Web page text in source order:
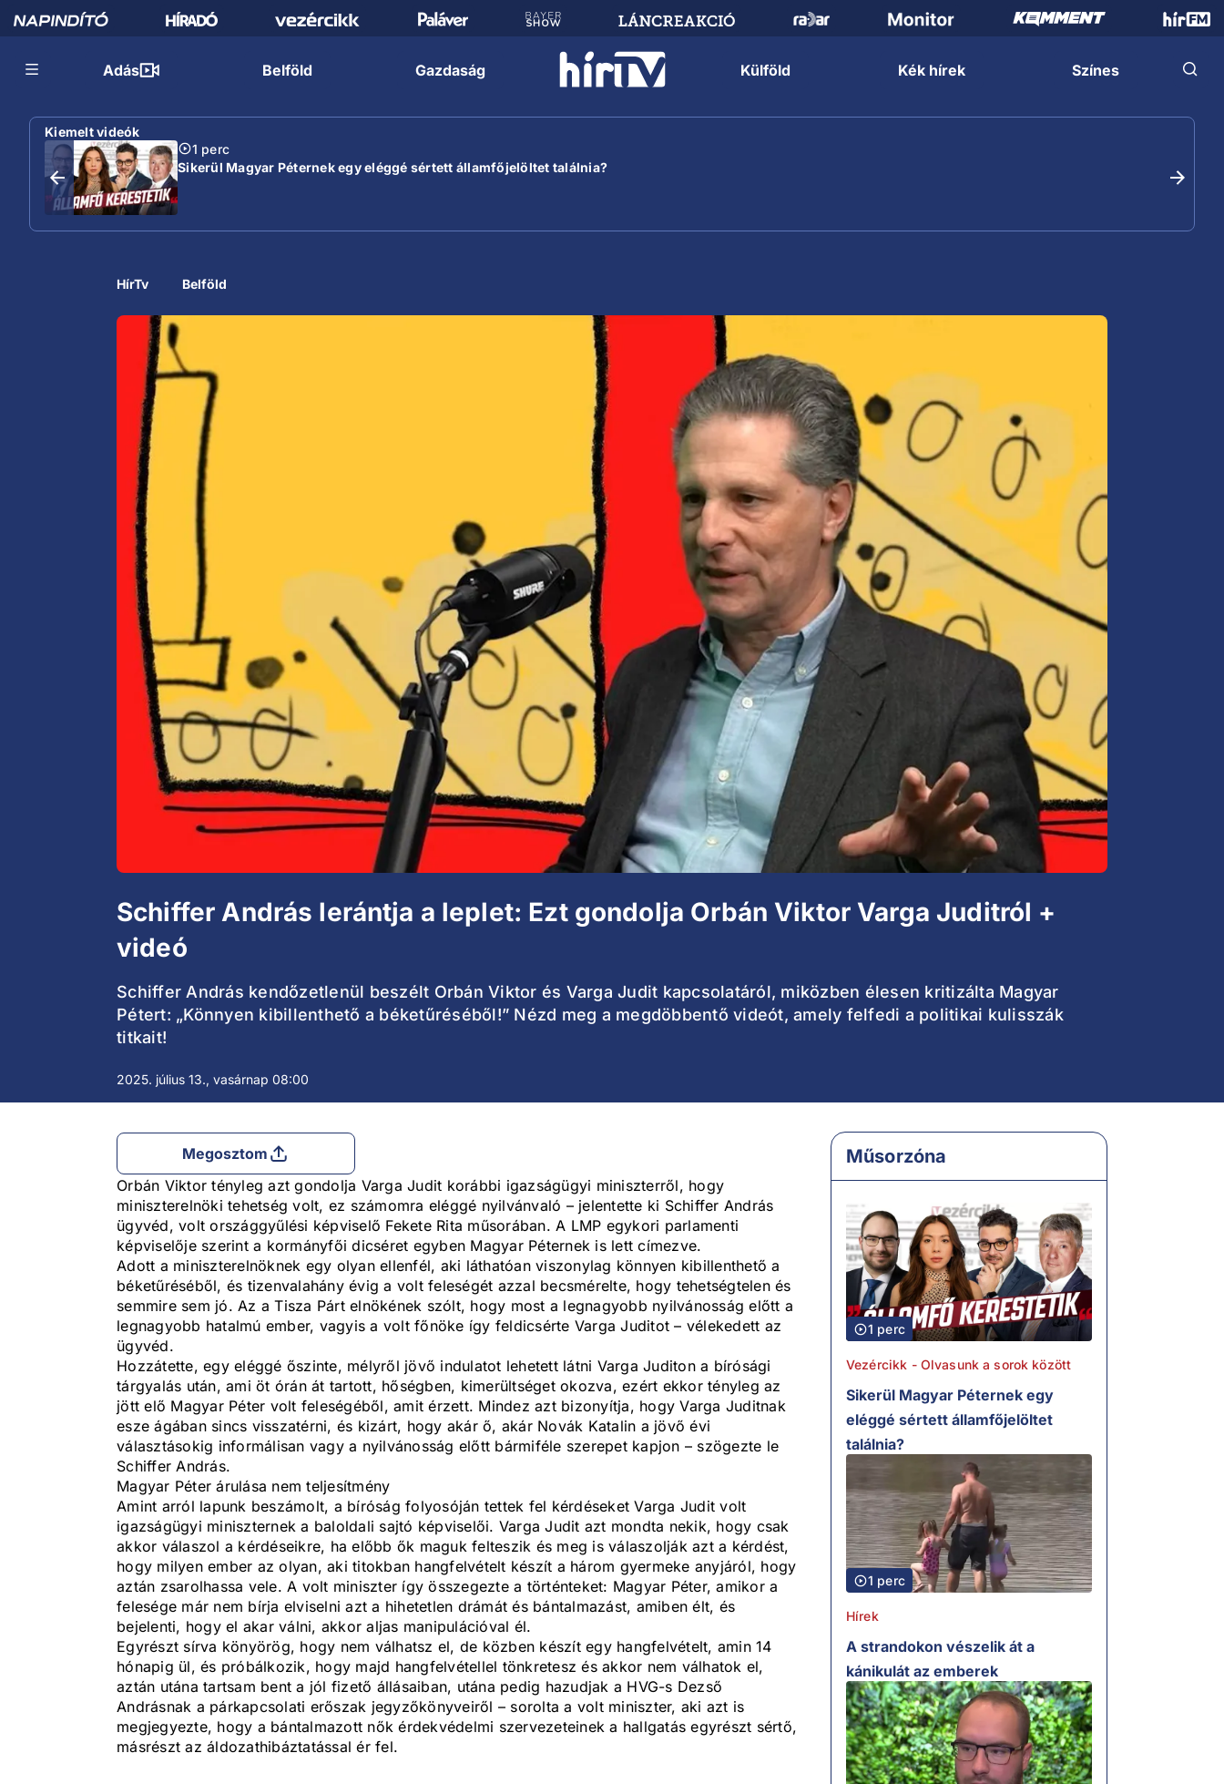
Adás Belföld Gazdaság Külföld Kék hírek Színes
Kiemelt videók
1 perc
Sikerül Magyar Péternek egy eléggé sértett államfőjelöltet találnia?
HírTv Belföld
Schiffer András lerántja a leplet: Ezt gondolja Orbán Viktor Varga Juditról +
videó
Schiffer András kendőzetlenül beszélt Orbán Viktor és Varga Judit kapcsolatáról, miközben élesen kritizálta Magyar
Pétert: „Könnyen kibillenthető a béketűréséből!” Nézd meg a megdöbbentő videót, amely felfedi a politikai kulisszák
titkait!
2025. július 13., vasárnap 08:00
Megosztom
Orbán Viktor tényleg azt gondolja Varga Judit korábbi igazságügyi miniszterről, hogy
miniszterelnöki tehetség volt, ez számomra eléggé nyilvánvaló – jelentette ki Schiffer András
ügyvéd, volt országgyűlési képviselő Fekete Rita műsorában. A LMP egykori parlamenti
képviselője szerint a kormányfői dicséret egyben Magyar Péternek is lett címezve.
Adott a miniszterelnöknek egy olyan ellenfél, aki láthatóan viszonylag könnyen kibillenthető a
béketűréséből, és tizenvalahány évig a volt feleségét azzal becsmérelte, hogy tehetségtelen és
semmire sem jó. Az a Tisza Párt elnökének szólt, hogy most a legnagyobb nyilvánosság előtt a
legnagyobb hatalmú ember, vagyis a volt főnöke így feldicsérte Varga Juditot – vélekedett az
ügyvéd.
Hozzátette, egy eléggé őszinte, mélyről jövő indulatot lehetett látni Varga Juditon a bírósági
tárgyalás után, ami öt órán át tartott, hőségben, kimerültséget okozva, ezért ekkor tényleg az
jött elő Magyar Péter volt feleségéből, amit érzett. Mindez azt bizonyítja, hogy Varga Juditnak
esze ágában sincs visszatérni, és kizárt, hogy akár ő, akár Novák Katalin a jövő évi
választásokig informálisan vagy a nyilvánosság előtt bármiféle szerepet kapjon – szögezte le
Schiffer András.
Magyar Péter árulása nem teljesítmény
Amint arról lapunk beszámolt, a bíróság folyosóján tettek fel kérdéseket Varga Judit volt
igazságügyi miniszternek a baloldali sajtó képviselői. Varga Judit azt mondta nekik, hogy csak
akkor válaszol a kérdéseikre, ha előbb ők maguk felteszik és meg is válaszolják azt a kérdést,
hogy milyen ember az olyan, aki titokban hangfelvételt készít a három gyermeke anyjáról, hogy
aztán zsarolhassa vele. A volt miniszter így összegezte a történteket: Magyar Péter, amikor a
felesége már nem bírja elviselni azt a hihetetlen drámát és bántalmazást, amiben élt, és
bejelenti, hogy el akar válni, akkor aljas manipulációval él.
Egyrészt sírva könyörög, hogy nem válhatsz el, de közben készít egy hangfelvételt, amin 14
hónapig ül, és próbálkozik, hogy majd hangfelvétellel tönkretesz és akkor nem válhatok el,
aztán utána tartsam bent a jól fizető állásaiban, utána pedig hazudjak a HVG-s Dezső
Andrásnak a párkapcsolati erőszak jegyzőkönyveiről – sorolta a volt miniszter, aki azt is
megjegyezte, hogy a bántalmazott nők érdekvédelmi szervezeteinek a hallgatás egyrészt sértő,
másrészt az áldozathibáztatással ér fel.
Műsorzóna
1 perc
Vezércikk - Olvasunk a sorok között
Sikerül Magyar Péternek egy
eléggé sértett államfőjelöltet
találnia?
1 perc
Hírek
A strandokon vészelik át a
kánikulát az emberek